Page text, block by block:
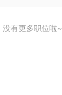
没有更多职位啦~